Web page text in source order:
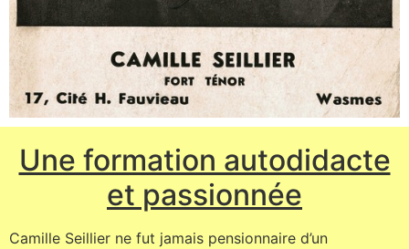
Une formation autodidacte
et passionnée
Camille Seillier ne fut jamais pensionnaire d’un